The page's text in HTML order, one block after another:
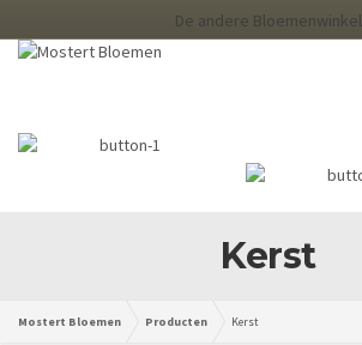
De andere Bloemenwinkel
Kerst
Mostert Bloemen Producten Kerst